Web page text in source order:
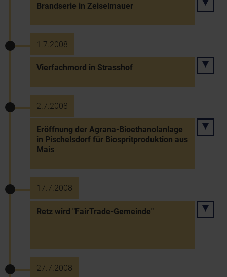
Brandserie in Zeiselmauer
1.7.2008
Vierfachmord in Strasshof
2.7.2008
Eröffnung der Agrana-Bioethanolanlage
in Pischelsdorf für Biospritproduktion aus
Mais
17.7.2008
Retz wird "FairTrade-Gemeinde"
27.7.2008